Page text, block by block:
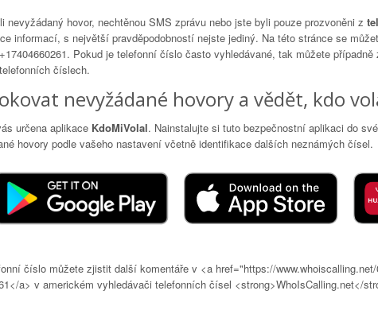
nevyžádaný hovor, nechtěnou SMS zprávu nebo jste byli pouze prozvoněni z
informací, s největší pravděpodobností nejste jediný. Na této stránce se
+17404660261. Pokud je telefonní číslo často vyhledávané, tak můžete případně
číslech.
nevyžádané hovory a vědět, kdo
určena aplikace KdoMiVolal. Nainstalujte si tuto bezpečnostní aplikaci do
hovory podle vašeho nastavení včetně identifikace dalších neznámých čísel.
číslo můžete zjistit další komentáře v <a href="https://
a> v americkém vyhledávači telefonních čísel <strong>WhoIsCalling.net</